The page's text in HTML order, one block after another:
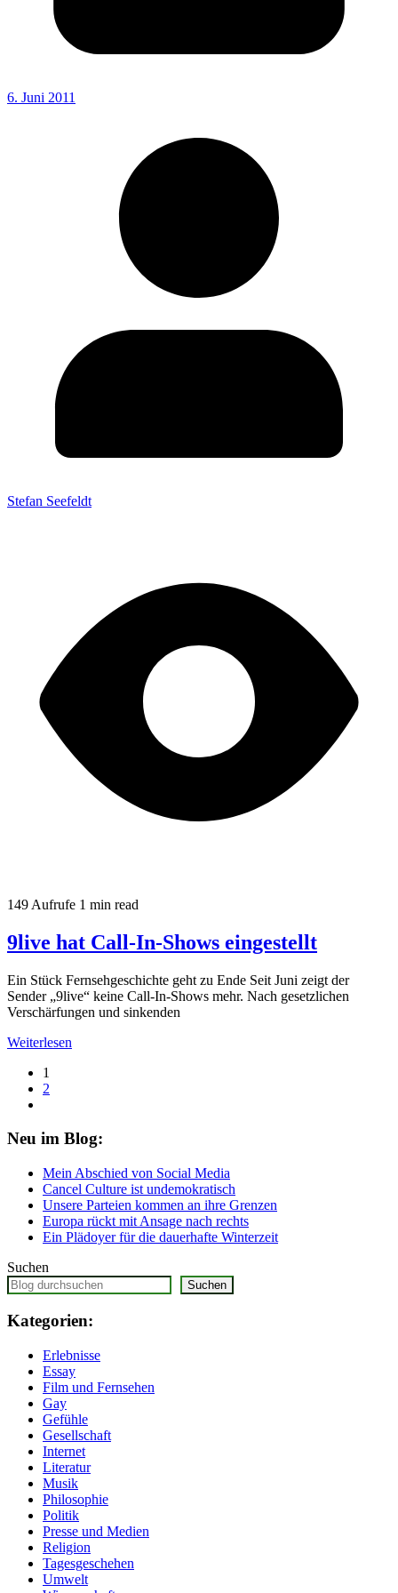
6. Juni 2011
Stefan Seefeldt
149 Aufrufe 1 min read
9live hat Call-In-Shows eingestellt
Ein Stück Fernsehgeschichte geht zu Ende Seit Juni zeigt der
Sender „9live“ keine Call-In-Shows mehr. Nach gesetzlichen
Verschärfungen und sinkenden
Weiterlesen
Seitennummerierung
der
1
2
Neu im Blog:
Mein Abschied von Social Media
Cancel Culture ist undemokratisch
Unsere Parteien kommen an ihre Grenzen
Europa rückt mit Ansage nach rechts
Ein Plädoyer für die dauerhafte Winterzeit
Suchen
Suchen
Kategorien:
Erlebnisse
Essay
Film und Fernsehen
Gay
Gefühle
Gesellschaft
Internet
Literatur
Musik
Philosophie
Politik
Presse und Medien
Religion
Tagesgeschehen
Umwelt